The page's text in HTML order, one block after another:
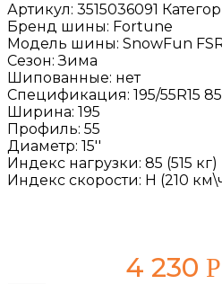
Артикул: 3515036091
Бренд шины: Fortune
Модель шины: SnowFun
Сезон:Зима
Шипованные: нет
Спецификация: 195/55R15
Ширина: 195
Профиль: 55
Диаметр: 15''
Индекс нагрузки: 85 (515 кг)
Индекс скорости: H (210
4 230 Р